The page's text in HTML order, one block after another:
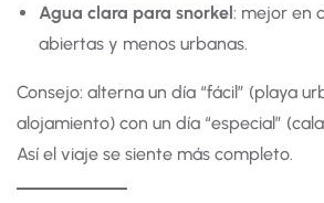
Agua clara para snorkel: mejor en
abiertas y menos urbanas.
Consejo: alterna un día “fácil” (playa
alojamiento) con un día “especial”
Así el viaje se siente más completo.